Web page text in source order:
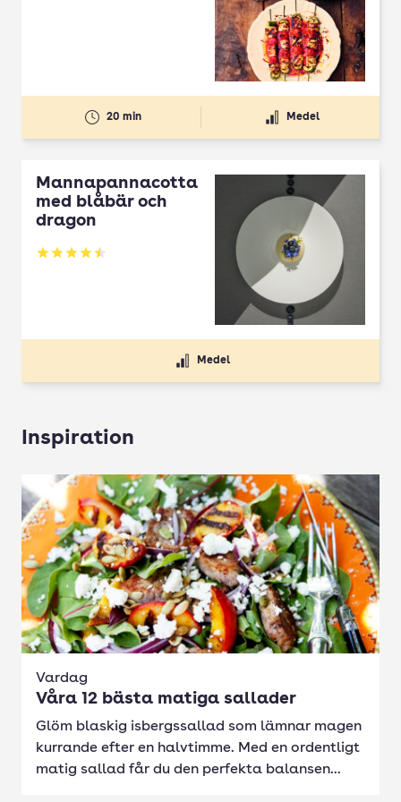
20 min Medel
Mannapannacotta
med blåbär och
dragon
Betyg: 4.5 av 5
Medel
Inspiration
Vardag
Våra 12 bästa matiga sallader
Glöm blaskig isbergssallad som lämnar magen
kurrande efter en halvtimme. Med en ordentligt
matig sallad får du den perfekta balansen...